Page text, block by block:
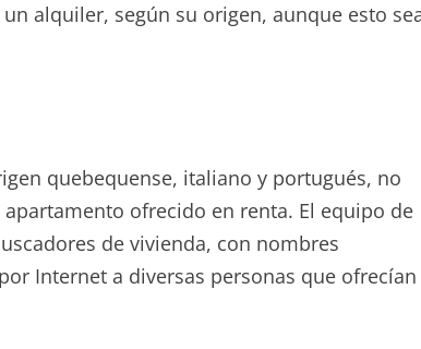
alquiler, según su origen, aunque esto
quebequense, italiano y portugués, no
ofrecido en renta. El equipo de
de vivienda, con nombres
Internet a diversas personas que ofrecían